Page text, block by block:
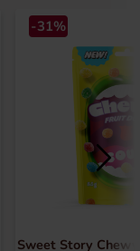
-31%
Sweet Story